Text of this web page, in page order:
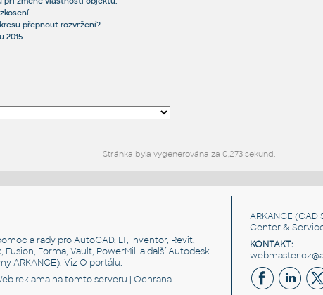
přepnout rozvržení?
2015.
Stránka byla vygenerována za 0,273 sekund.
a rady pro AutoCAD, LT, Inventor, Revit,
Fusion, Forma, Vault, PowerMill a další Autodesk
ARKANCE). VizO portálu.
reklama na tomto serveru |Ochrana
ARKANCE (CAD
Center &
KONTAKT: